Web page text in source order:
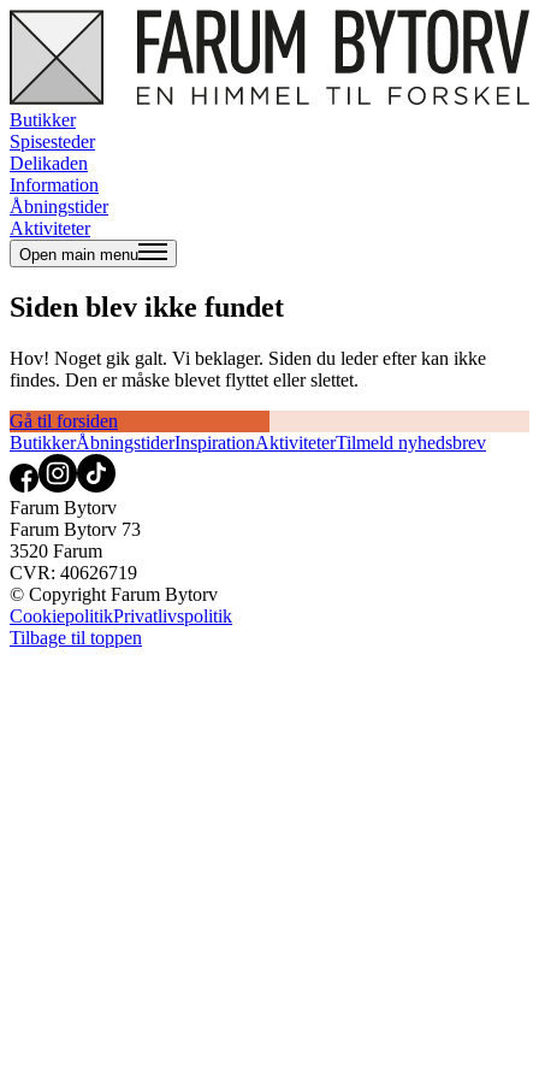
Butikker
Spisesteder
Delikaden
Information
Åbningstider
Aktiviteter
Open main menu
Siden blev ikke fundet
Hov! Noget gik galt. Vi beklager. Siden du leder efter kan ikke
findes. Den er måske blevet flyttet eller slettet.
Gå til forsiden
ButikkerÅbningstiderInspirationAktiviteterTilmeld nyhedsbrev
Farum Bytorv
Farum Bytorv 73
3520 Farum
CVR: 40626719
© Copyright Farum Bytorv
CookiepolitikPrivatlivspolitik
Tilbage til toppen